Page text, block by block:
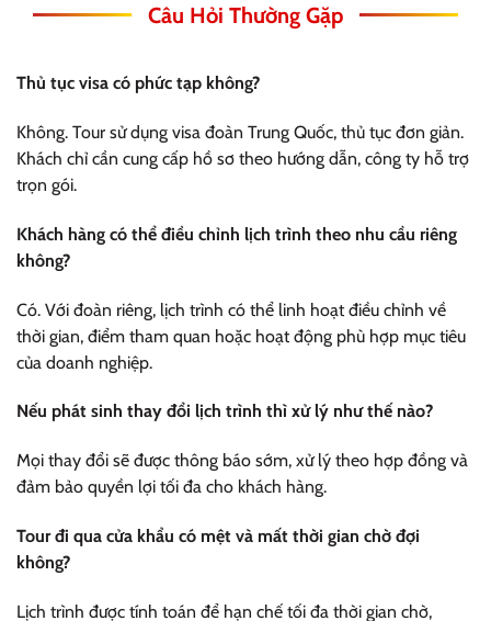
Câu Hỏi Thường Gặp
Thủ tục visa có phức tạp không?
Không. Tour sử dụng visa đoàn Trung Quốc, thủ tục đơn giản.
Khách chỉ cần cung cấp hồ sơ theo hướng dẫn, công ty hỗ trợ
trọn gói.
Khách hàng có thể điều chỉnh lịch trình theo nhu cầu riêng
không?
Có. Với đoàn riêng, lịch trình có thể linh hoạt điều chỉnh về
thời gian, điểm tham quan hoặc hoạt động phù hợp mục tiêu
của doanh nghiệp.
Nếu phát sinh thay đổi lịch trình thì xử lý như thế nào?
Mọi thay đổi sẽ được thông báo sớm, xử lý theo hợp đồng và
đảm bảo quyền lợi tối đa cho khách hàng.
Tour đi qua cửa khẩu có mệt và mất thời gian chờ đợi
không?
Lịch trình được tính toán để hạn chế tối đa thời gian chờ,